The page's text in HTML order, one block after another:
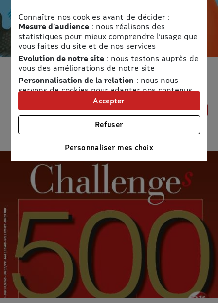
18% de remise
MON PETIT SCIENCE ET VIE AVEC NANO
Prix kiosque :71,40 €
Meilleur prix :
58,65 €
Connaître nos cookies avant de décider :
Mesure d’audience: nous réalisons des
statistiques pour mieux comprendre l’usage que
vous faites du site et de nos services
Evolution de notre site: nous testons auprès de
vous des améliorations de notre site
Personnalisation de la relation : nous nous
servons de cookies pour adapter nos contenus
et personnaliser nos offres
Univers publicitaire: nous utilisons avec nos
partenaires des cookies pour afficher des
publicités personnalisées
Connaître notre politique cookies et la liste de nos
Personnaliser mes choix
Refuser
Accepter